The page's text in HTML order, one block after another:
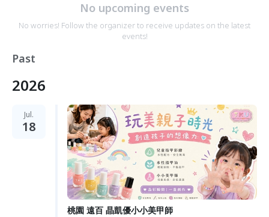
No upcoming events
No worries! Follow the organizer to receive updates on the latest
events!
Past
2026
Jul.
18
桃園 遠百 晶凱優小小美甲師